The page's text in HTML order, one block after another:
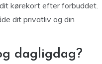
kørekort efter forbuddet.
dit privatliv og din
dagligdag?